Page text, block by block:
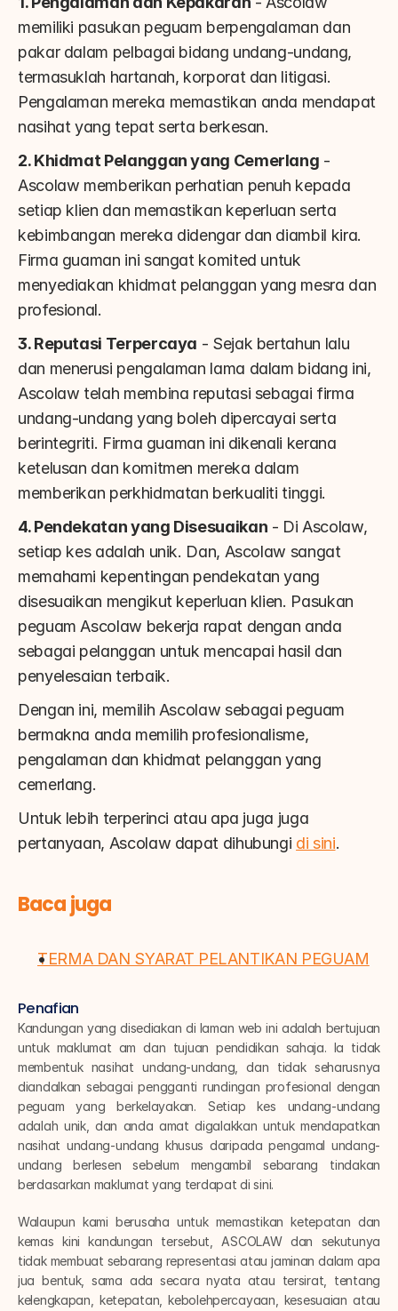
memiliki pasukan peguam berpengalaman dan
pakar dalam pelbagai bidang undang-undang,
termasuklah hartanah, korporat dan litigasi.
Pengalaman mereka memastikan anda mendapat
nasihat yang tepat serta berkesan.
2. Khidmat Pelanggan yang Cemerlang -
Ascolaw memberikan perhatian penuh kepada
setiap klien dan memastikan keperluan serta
kebimbangan mereka didengar dan diambil kira.
Firma guaman ini sangat komited untuk
menyediakan khidmat pelanggan yang mesra dan
profesional.
3. Reputasi Terpercaya - Sejak bertahun lalu
dan menerusi pengalaman lama dalam bidang ini,
Ascolaw telah membina reputasi sebagai firma
undang-undang yang boleh dipercayai serta
berintegriti. Firma guaman ini dikenali kerana
ketelusan dan komitmen mereka dalam
memberikan perkhidmatan berkualiti tinggi.
4. Pendekatan yang Disesuaikan - Di Ascolaw,
setiap kes adalah unik. Dan, Ascolaw sangat
memahami kepentingan pendekatan yang
disesuaikan mengikut keperluan klien. Pasukan
peguam Ascolaw bekerja rapat dengan anda
sebagai pelanggan untuk mencapai hasil dan
penyelesaian terbaik.
Dengan ini, memilih Ascolaw sebagai peguam
bermakna anda memilih profesionalisme,
pengalaman dan khidmat pelanggan yang
cemerlang.
Untuk lebih terperinci atau apa juga juga
pertanyaan, Ascolaw dapat dihubungi di sini.
Baca juga
TERMA DAN SYARAT PELANTIKAN PEGUAM
Penafian
Kandungan yang disediakan di laman web ini adalah bertujuan
untuk maklumat am dan tujuan pendidikan sahaja. Ia tidak
membentuk nasihat undang-undang, dan tidak seharusnya
diandalkan sebagai pengganti rundingan profesional dengan
peguam yang berkelayakan. Setiap kes undang-undang
adalah unik, dan anda amat digalakkan untuk mendapatkan
nasihat undang-undang khusus daripada pengamal undang-
undang berlesen sebelum mengambil sebarang tindakan
berdasarkan maklumat yang terdapat di sini.
Walaupun kami berusaha untuk memastikan ketepatan dan
kemas kini kandungan tersebut, ASCOLAW dan sekutunya
tidak membuat sebarang representasi atau jaminan dalam apa
jua bentuk, sama ada secara nyata atau tersirat, tentang
kelengkapan, ketepatan, kebolehpercayaan, kesesuaian atau